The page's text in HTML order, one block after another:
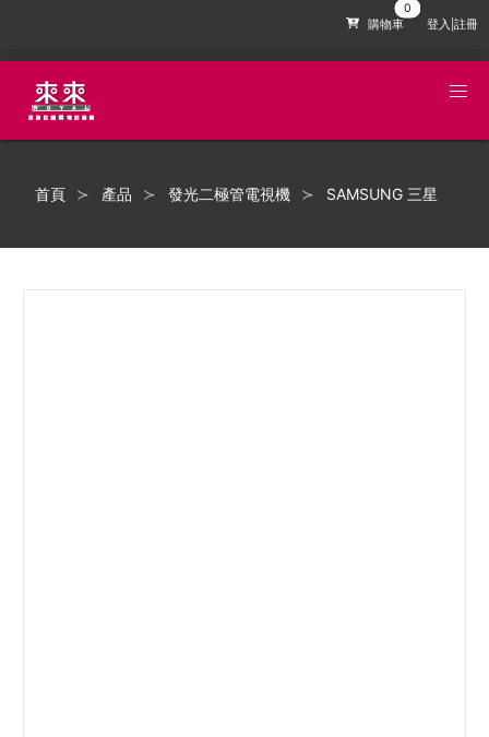
購物車 登入|註冊
首頁 產品 發光二極管電視機 SAMSUNG 三星